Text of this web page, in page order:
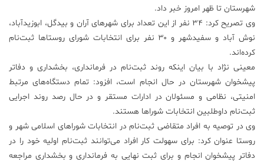
فناوری
عکس
پادکست
مجله
فرهنگی
و
هنری
شهرستان تا ظهر امروز خبر داد.
وی تصریح کرد: ۳۴ نفر از این تعداد برای شهرهای آران و بیدگل، ابوزیدآباد،
نوش آباد و سفیدشهر و ۳۰ نفر برای انتخابات شورای روستاها ثبت‌نام
کرده‌اند.
معینی نژاد با بیان اینکه روند ثبت‌نام در فرمانداری، بخشداری و دفاتر
پیشخوان شهرستان در حال انجام است، افزود: تمام دستگاه‌های مرتبط
امنیتی، نظامی و مسئولان در ادارات مستقر و در حال رصد روند اجرایی
ثبت‌نام داوطلبین انتخابات شوراها هستند.
وی در توصیه به افراد متقاضی ثبت‌نام در انتخابات شوراهای اسلامی شهر و
روستا عنوان کرد: برای سهولت کار افراد می‌توانند ثبت‌نام اولیه خود را در
دفاتر پیشخوان انجام و برای ثبت نهایی به فرمانداری و بخشداری مراجعه